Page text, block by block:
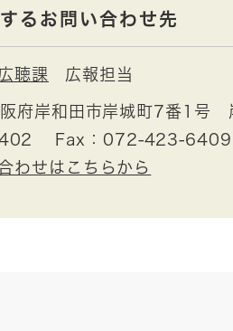
るお問い合わせ先
聴課 広報担当
府岸和田市岸城町7番1号
Fax：072-423-6409
わせはこちらから